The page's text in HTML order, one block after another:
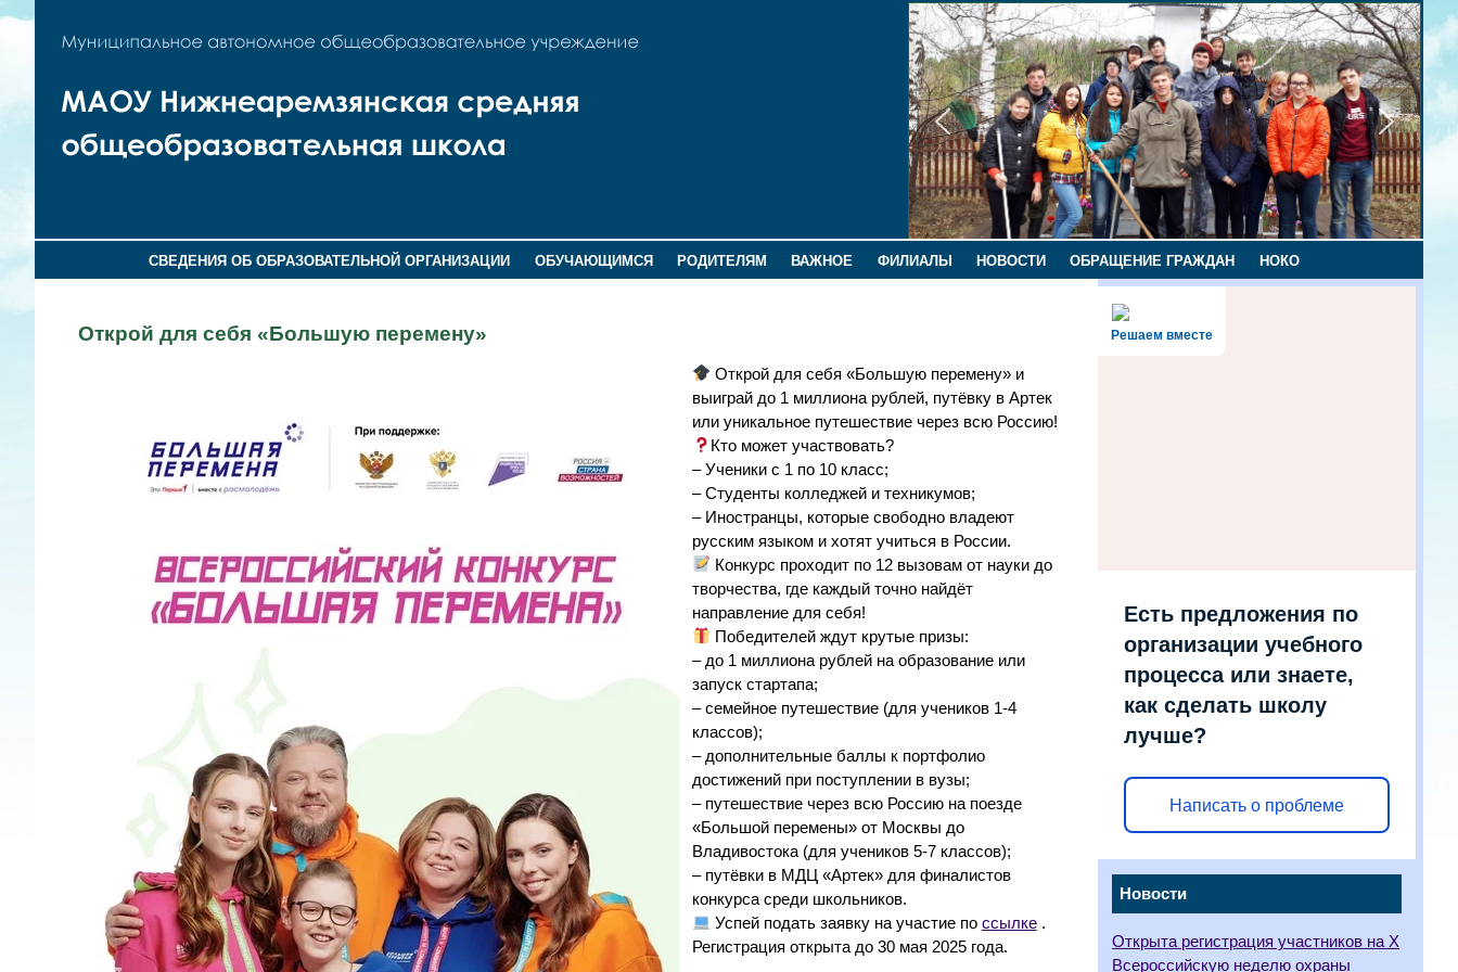
СВЕДЕНИЯ ОБ ОБРАЗОВАТЕЛЬНОЙ ОРГАНИЗАЦИИ ОБУЧАЮЩИМСЯ РОДИТЕЛЯМ ВАЖНОЕ ФИЛИАЛЫ НОВОСТИ ОБРАЩЕНИЕ ГРАЖДАН НОКО
Решаем вместе
Есть предложения по
организации учебного
процесса или знаете,
как сделать школу
лучше?
Написать о проблеме
Новости
Открыта регистрация участников на X
Всероссийскую неделю охраны
Открой для себя «Большую перемену»
Открой для себя «Большую перемену» и
выиграй до 1 миллиона рублей, путёвку в Артек
или уникальное путешествие через всю Россию!
Кто может участвовать?
– Ученики с 1 по 10 класс;
– Студенты колледжей и техникумов;
– Иностранцы, которые свободно владеют
русским языком и хотят учиться в России.
Конкурс проходит по 12 вызовам от науки до
творчества, где каждый точно найдёт
направление для себя!
Победителей ждут крутые призы:
– до 1 миллиона рублей на образование или
запуск стартапа;
– семейное путешествие (для учеников 1-4
классов);
– дополнительные баллы к портфолио
достижений при поступлении в вузы;
– путешествие через всю Россию на поезде
«Большой перемены» от Москвы до
Владивостока (для учеников 5-7 классов);
– путёвки в МДЦ «Артек» для финалистов
конкурса среди школьников.
Успей подать заявку на участие по ссылке.
Регистрация открыта до 30 мая 2025 года.